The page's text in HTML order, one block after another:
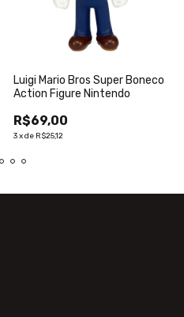
Luigi Mario Bros Super Boneco
Action Figure Nintendo
R$69,00
3xde R$25,12